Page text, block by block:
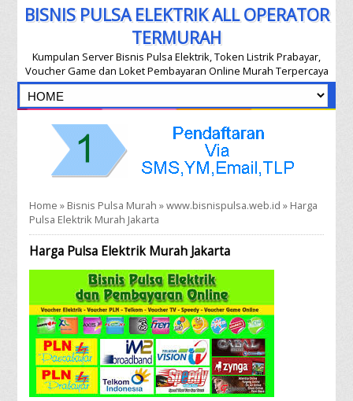
BISNIS PULSA ELEKTRIK ALL OPERATOR
TERMURAH
Kumpulan Server Bisnis Pulsa Elektrik, Token Listrik Prabayar,
Voucher Game dan Loket Pembayaran Online Murah Terpercaya
Home » Bisnis Pulsa Murah »www.bisnispulsa.web.id » Harga
Pulsa Elektrik Murah Jakarta
Harga Pulsa Elektrik Murah Jakarta